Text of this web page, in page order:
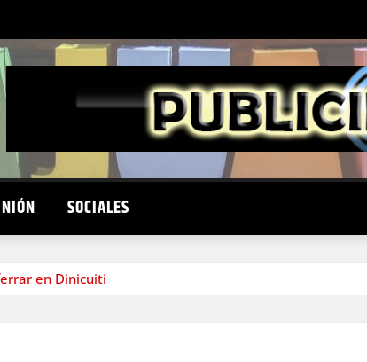
SOCIALES
en Dinicuiti